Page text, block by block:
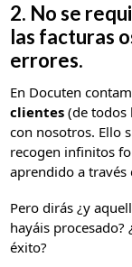
2. No se
las facturas
errores.
En Docuten
clientes (de todos
con nosotros. Ello
recogen infinitos
aprendido a través
Pero dirás ¿y
hayáis procesado?
éxito?